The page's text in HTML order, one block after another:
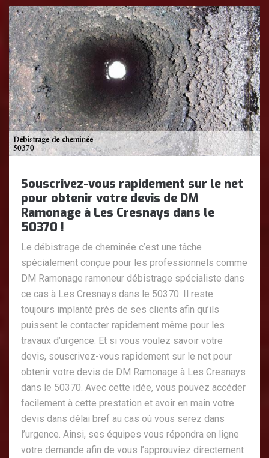
Souscrivez-vous rapidement sur le net
pour obtenir votre devis de DM
Ramonage à Les Cresnays dans le
50370 !
Le débistrage de cheminée c’est une tâche
spécialement conçue pour les professionnels comme
DM Ramonage ramoneur débistrage spécialiste dans
ce cas à Les Cresnays dans le 50370. Il reste
toujours implanté près de ses clients afin qu’ils
puissent le contacter rapidement même pour les
travaux d’urgence. Et si vous voulez savoir votre
devis, souscrivez-vous rapidement sur le net pour
obtenir votre devis de DM Ramonage à Les Cresnays
dans le 50370. Avec cette idée, vous pouvez accéder
facilement à cette prestation et avoir en main votre
devis dans délai bref au cas où vous serez dans
l’urgence. Ainsi, ses équipes vous répondra en ligne
votre demande afin de vous l’approuviez directement